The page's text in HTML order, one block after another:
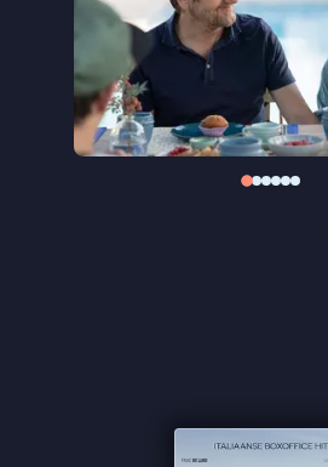
De Luigi speelt de
een film boordevol
Italiaanse humor.
"Een luchtige versie van
Hollywoodproducties als